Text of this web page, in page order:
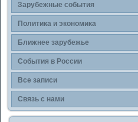
Зарубежные сοбытия
Политика и экономика
Ближнее зарубежье
События в России
Все записи
Связь с нами